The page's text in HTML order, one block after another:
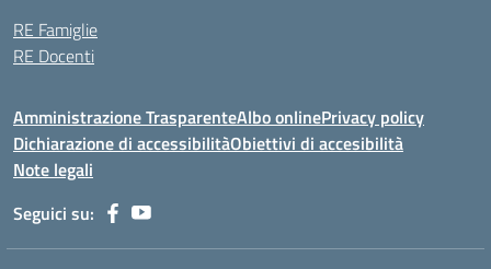
RE Famiglie
RE Docenti
Amministrazione TrasparenteAlbo onlinePrivacy policy
Dichiarazione di accessibilitàObiettivi di accesibilità
Note legali
Seguici su: